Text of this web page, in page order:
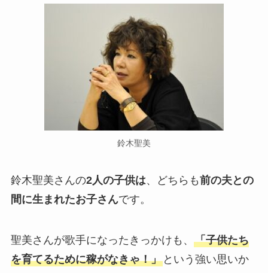
鈴木聖美
鈴木聖美さんの2人の子供は、どちらも前の夫との
間に生まれたお子さんです。
聖美さんが歌手になったきっかけも、 「子供たち
を育てるために稼がなきゃ！」という強い思いか